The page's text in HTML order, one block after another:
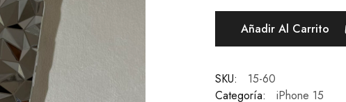
Añadir Al Carrito
SKU:
15-60
Categoría:
iPhone 15